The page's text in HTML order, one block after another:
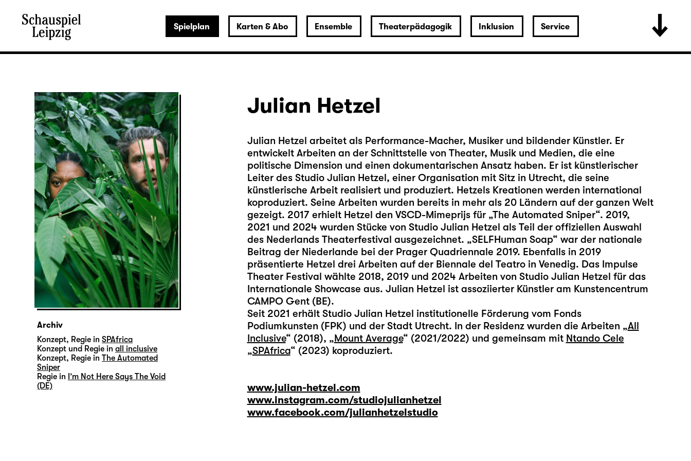
Spielplan Karten & Abo Ensemble Theaterpädagogik Inklusion Service
Julian Hetzel
Julian Hetzel arbeitet als Performance-Macher, Musiker und bildender Künstler. Er
entwickelt Arbeiten an der Schnittstelle von Theater, Musik und Medien, die eine
politische Dimension und einen dokumentarischen Ansatz haben. Er ist künstlerischer
Leiter des Studio Julian Hetzel, einer Organisation mit Sitz in Utrecht, die seine
künstlerische Arbeit realisiert und produziert. Hetzels Kreationen werden international
koproduziert. Seine Arbeiten wurden bereits in mehr als 20 Ländern auf der ganzen Welt
gezeigt. 2017 erhielt Hetzel den VSCD-Mimeprijs für „The Automated Sniper“. 2019,
2021 und 2024 wurden Stücke von Studio Julian Hetzel als Teil der offiziellen Auswahl
des Nederlands Theaterfestival ausgezeichnet. „SELFHuman Soap“ war der nationale
Beitrag der Niederlande bei der Prager Quadriennale 2019. Ebenfalls in 2019
präsentierte Hetzel drei Arbeiten auf der Biennale del Teatro in Venedig. Das Impulse
Theater Festival wählte 2018, 2019 und 2024 Arbeiten von Studio Julian Hetzel für das
Internationale Showcase aus. Julian Hetzel ist assoziierter Künstler am Kunstencentrum
CAMPO Gent (BE).
Seit 2021 erhält Studio Julian Hetzel institutionelle Förderung vom Fonds
Podiumkunsten (FPK) und der Stadt Utrecht. In der Residenz wurden die Arbeiten „All
Inclusive“ (2018), „Mount Average“ (2021/2022) und gemeinsam mit Ntando Cele
„SPAfrica“ (2023) koproduziert.
www.julian-hetzel.com
www.instagram.com/studiojulianhetzel
www.facebook.com/julianhetzelstudio
Archiv
Konzept, Regie in SPAfrica
Konzept und Regie in all inclusive
Konzept, Regie in The Automated
Sniper
Regie in I’m Not Here Says The Void
(DE)